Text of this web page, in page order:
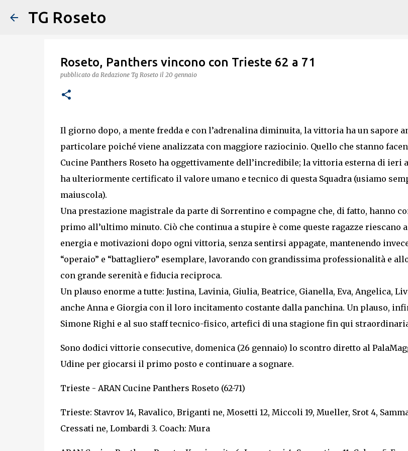
TG Roseto
Roseto, Panthers vincono con Trieste 62 a 71
pubblicato da Redazione Tg Roseto il 20 gennaio
Il giorno dopo, a mente fredda e con l’adrenalina diminuita, la vittoria ha un sapore
particolare poiché viene analizzata con maggiore raziocinio. Quello che stanno
Cucine Panthers Roseto ha oggettivamente dell’incredibile; la vittoria esterna di ieri
ha ulteriormente certificato il valore umano e tecnico di questa Squadra (usiamo
maiuscola).
Una prestazione magistrale da parte di Sorrentino e compagne che, di fatto, hanno
primo all’ultimo minuto. Ciò che continua a stupire è come queste ragazze riescano
energia e motivazioni dopo ogni vittoria, senza sentirsi appagate, mantenendo
“operaio” e “battagliero” esemplare, lavorando con grandissima professionalità e
con grande serenità e fiducia reciproca.
Un plauso enorme a tutte: Justina, Lavinia, Giulia, Beatrice, Gianella, Eva, Angelica,
anche Anna e Giorgia con il loro incitamento costante dalla panchina. Un plauso,
Simone Righi e al suo staff tecnico-fisico, artefici di una stagione fin qui
Sono dodici vittorie consecutive, domenica (26 gennaio) lo scontro diretto al
Udine per giocarsi il primo posto e continuare a sognare.
Trieste - ARAN Cucine Panthers Roseto (62-71)
Trieste: Stavrov 14, Ravalico, Briganti ne, Mosetti 12, Miccoli 19, Mueller, Srot 4,
Cressati ne, Lombardi 3. Coach: Mura